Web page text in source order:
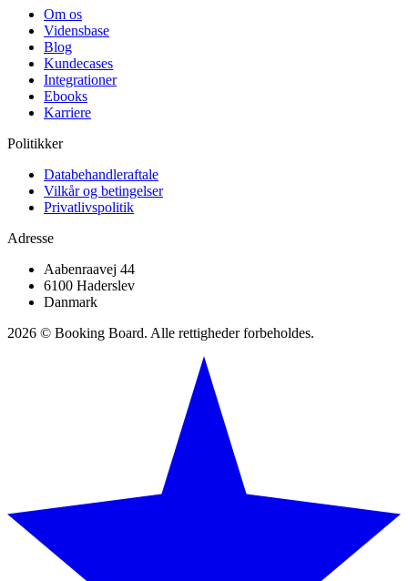
Om os
Vidensbase
Blog
Kundecases
Integrationer
Ebooks
Karriere
Politikker
Databehandleraftale
Vilkår og betingelser
Privatlivspolitik
Adresse
Aabenraavej 44
6100 Haderslev
Danmark
2026 © Booking Board. Alle rettigheder forbeholdes.